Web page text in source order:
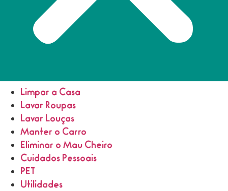
Limpar a Casa
Lavar Roupas
Lavar Louças
Manter o Carro
Eliminar o Mau Cheiro
Cuidados Pessoais
PET
Utilidades